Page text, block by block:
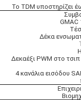
Το TDM υποστηρίζει
GMAC
Δέκα
Δεκαέξι PWM στο
4 κανάλια εισόδου